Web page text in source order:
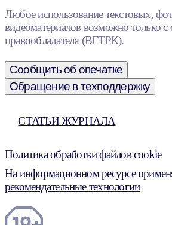
Любое использование текстовых,
видеоматериалов возможно только с
правообладателя (ВГТРК).
Сообщить об опечатке
Обращение в техподдержку
СТАТЬИ ЖУРНАЛА
Политика обработки файлов cookie
На информационном ресурсе
рекомендательные технологии